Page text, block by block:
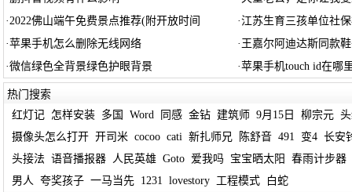
·2022佛山端午免费景点推荐(附开放时间 ·江苏生育三孩单位社
·苹果手机怎么删除无线网络 · 王嘉尔阿迪达斯同款
·微信绿色全背景绿色护眼背景 ·苹果手机touch id在哪
热门搜索
红灯记
怎样安装 多国 Word 同感 金钻 建筑师 9月15日 柳宗元
摄像头怎么打开 开司米 cocoo cati 新扎师兄 陈舒音 491 变4 长安
头接法 语音播报器 人民英雄 Goto 爱我吗 宝宝晒太阳
春雨计步器
男人 夸奖孩子 一马当先 1231 lovestory 工程模式 白蛇